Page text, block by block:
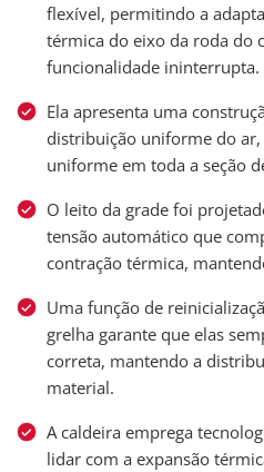
flexível, permitindo a
térmica do eixo da roda do
funcionalidade ininterrupta.
Ela apresenta uma
distribuição uniforme do
uniforme em toda a seção
O leito da grade foi
tensão automático que
contração térmica,
Uma função de
grelha garante que elas
correta, mantendo a
material.
A caldeira emprega
lidar com a expansão